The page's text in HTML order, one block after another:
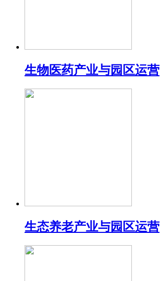
生物医药产业与园区运营
生态养老产业与园区运营